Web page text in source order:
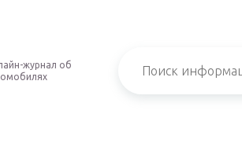
журнал об